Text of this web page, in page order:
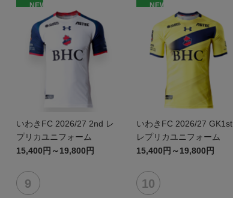
NEW
いわきFC 2026/27 2nd レ
プリカユニフォーム
15,400円～19,800円
NEW
いわきFC 2026/27 GK1st
レプリカユニフォーム
15,400円～19,800円